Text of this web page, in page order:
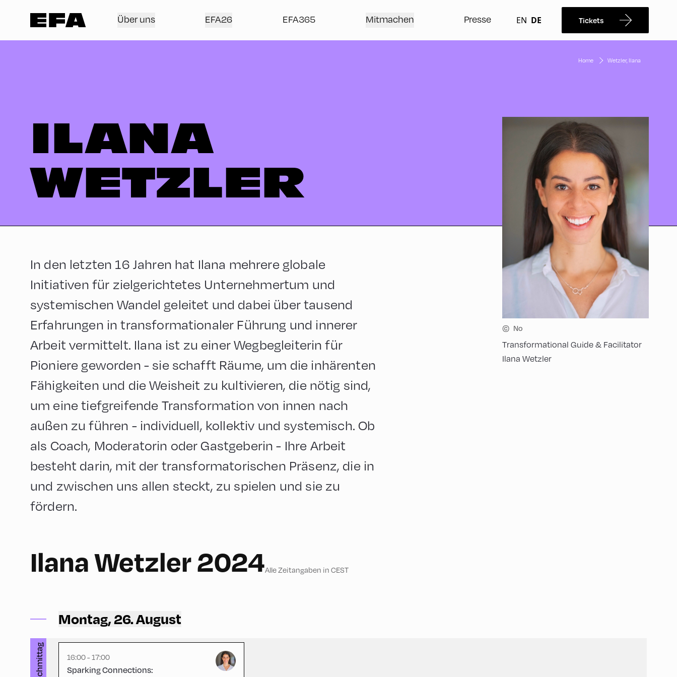
Über uns EFA26 EFA365 Mitmachen Presse EN DE Tickets
Home Wetzler, Ilana
ILANA
WETZLER
© No
Transformational Guide & Facilitator
Ilana Wetzler
In den letzten 16 Jahren hat Ilana mehrere globale
Initiativen für zielgerichtetes Unternehmertum und
systemischen Wandel geleitet und dabei über tausend
Erfahrungen in transformationaler Führung und innerer
Arbeit vermittelt. Ilana ist zu einer Wegbegleiterin für
Pioniere geworden - sie schafft Räume, um die inhärenten
Fähigkeiten und die Weisheit zu kultivieren, die nötig sind,
um eine tiefgreifende Transformation von innen nach
außen zu führen - individuell, kollektiv und systemisch. Ob
als Coach, Moderatorin oder Gastgeberin - Ihre Arbeit
besteht darin, mit der transformatorischen Präsenz, die in
und zwischen uns allen steckt, zu spielen und sie zu
fördern.
Ilana Wetzler 2024Alle Zeitangaben in CEST
Montag, 26. August
nachmittag 16:00 - 17:00
Sparking Connections: